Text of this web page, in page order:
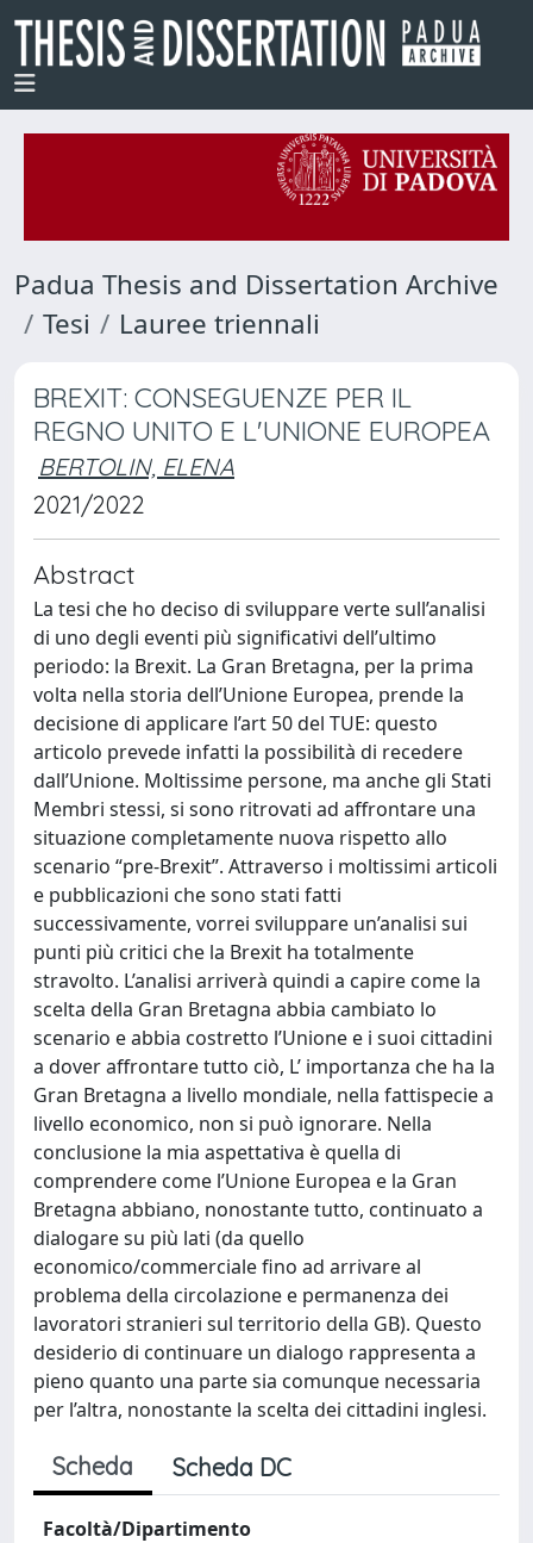
Padua Thesis and Dissertation Archive
Tesi
Lauree triennali
BREXIT: CONSEGUENZE PER IL
REGNO UNITO E L'UNIONE EUROPEA
BERTOLIN, ELENA
2021/2022
Abstract
La tesi che ho deciso di sviluppare verte sull’analisi
di uno degli eventi più significativi dell’ultimo
periodo: la Brexit. La Gran Bretagna, per la prima
volta nella storia dell’Unione Europea, prende la
decisione di applicare l’art 50 del TUE: questo
articolo prevede infatti la possibilità di recedere
dall’Unione. Moltissime persone, ma anche gli Stati
Membri stessi, si sono ritrovati ad affrontare una
situazione completamente nuova rispetto allo
scenario “pre-Brexit”. Attraverso i moltissimi articoli
e pubblicazioni che sono stati fatti
successivamente, vorrei sviluppare un’analisi sui
punti più critici che la Brexit ha totalmente
stravolto. L’analisi arriverà quindi a capire come la
scelta della Gran Bretagna abbia cambiato lo
scenario e abbia costretto l’Unione e i suoi cittadini
a dover affrontare tutto ciò, L’ importanza che ha la
Gran Bretagna a livello mondiale, nella fattispecie a
livello economico, non si può ignorare. Nella
conclusione la mia aspettativa è quella di
comprendere come l’Unione Europea e la Gran
Bretagna abbiano, nonostante tutto, continuato a
dialogare su più lati (da quello
economico/commerciale fino ad arrivare al
problema della circolazione e permanenza dei
lavoratori stranieri sul territorio della GB). Questo
desiderio di continuare un dialogo rappresenta a
pieno quanto una parte sia comunque necessaria
per l’altra, nonostante la scelta dei cittadini inglesi.
Scheda Scheda DC
Facoltà/Dipartimento